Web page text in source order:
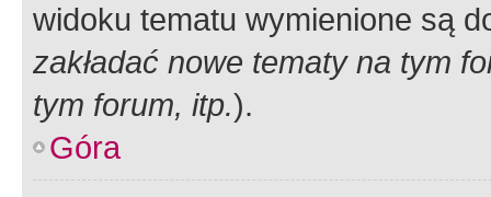
widoku tematu wymienione są
zakładać nowe tematy na tym
tym forum, itp.).
Góra